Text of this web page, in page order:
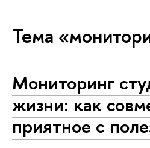
Тема
Мониторинг
жизни: как
приятное с